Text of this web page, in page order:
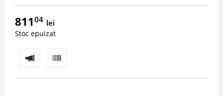
81104 lei
Stoc epuizat